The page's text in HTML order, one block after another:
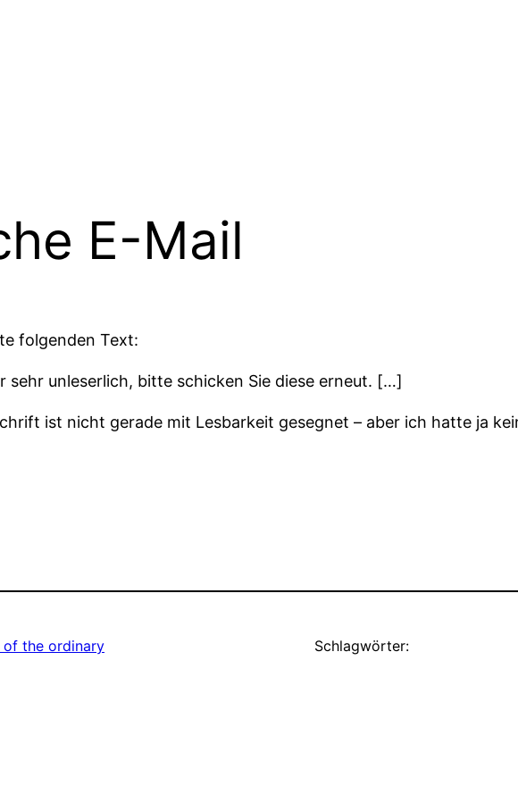
E-Mail
folgenden Text:
unleserlich, bitte schicken Sie diese erneut. […]
ist nicht gerade mit Lesbarkeit gesegnet – aber ich hatte ja
the ordinary Schlagwörter: